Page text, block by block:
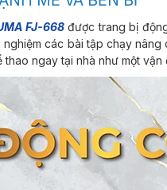
FJ-668được trang bị
nghiệm các bài tập chạy
thao ngay tại nhà như một